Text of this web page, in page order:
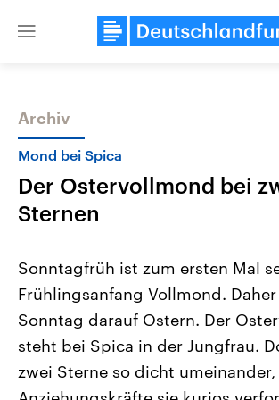
Close
Themen
Landtagswahl Sachsen-Anhalt
2026
Alle Informationen
Sachsen-Anhalt wählt am 6.
September 2026 einen neuen
Landtag. Seit 2021 wird das
Bundesland von einer Koalition aus
USA
den
mit
Archiv
Mond bei Spica
Der Ostervollmond bei
Sternen
Sonntagfrüh ist zum ersten Mal
Frühlingsanfang Vollmond.
Sonntag darauf Ostern. Der
steht bei Spica in der Jungfrau.
zwei Sterne so dicht